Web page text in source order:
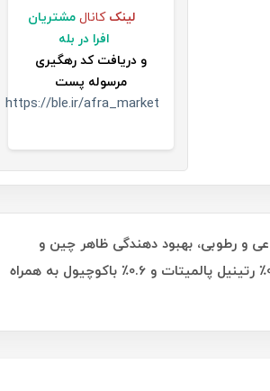
لینک کانال مشتریان
افرا در بله
و دریافت کد رهگیری
مرسوله پست
https://ble.ir/afra_market
دفاعی و رطوبی، بهبود دهندگی ظاهر چین و
چروک و خطوط ریز، استحکام بخشی و صاف کنندگی پوست صورت می باشد. سرم رتینول ISNTREE حاوی 1٪ رتینول، 0.3٪ رتینیل پالمیتات و 0.6٪ باکوچیول به همراه